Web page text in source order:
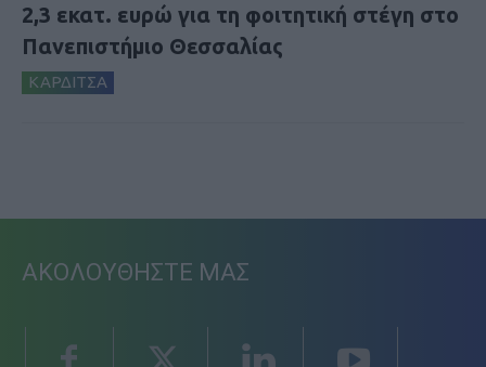
2,3 εκατ. ευρώ για τη φοιτητική στέγη στο
Πανεπιστήμιο Θεσσαλίας
ΚΑΡΔΙΤΣΑ
ΑΚΟΛΟΥΘΗΣΤΕ ΜΑΣ